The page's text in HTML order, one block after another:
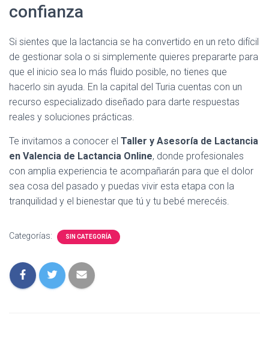
confianza
Si sientes que la lactancia se ha convertido en un reto difícil
de gestionar sola o si simplemente quieres prepararte para
que el inicio sea lo más fluido posible, no tienes que
hacerlo sin ayuda. En la capital del Turia cuentas con un
recurso especializado diseñado para darte respuestas
reales y soluciones prácticas.
Te invitamos a conocer el Taller y Asesoría de Lactancia
en Valencia de Lactancia Online, donde profesionales
con amplia experiencia te acompañarán para que el dolor
sea cosa del pasado y puedas vivir esta etapa con la
tranquilidad y el bienestar que tú y tu bebé merecéis.
Categorías: SIN CATEGORÍA